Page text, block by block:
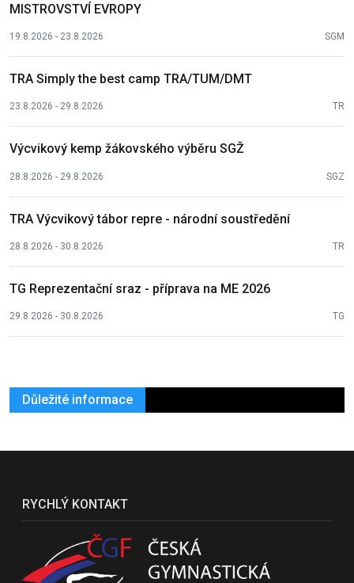
MISTROVSTVÍ EVROPY
19.8.2026 - 23.8.2026 SGM
TRA Simply the best camp TRA/TUM/DMT
23.8.2026 - 29.8.2026 TR
Výcvikový kemp žákovského výběru SGŽ
28.8.2026 - 29.8.2026 SGZ
TRA Výcvikový tábor repre - národní soustředění
28.8.2026 - 30.8.2026 TR
TG Reprezentační sraz - příprava na ME 2026
29.8.2026 - 30.8.2026 TG
Důležité informace
RYCHLÝ KONTAKT